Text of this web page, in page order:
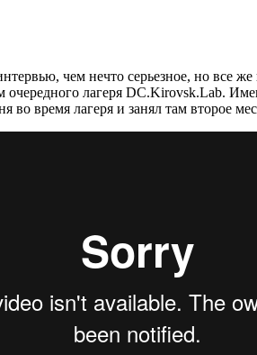
чем нечто серьезное, но все
очередного лагеря DC.Kirovsk.Lab.
во время лагеря и занял там второе